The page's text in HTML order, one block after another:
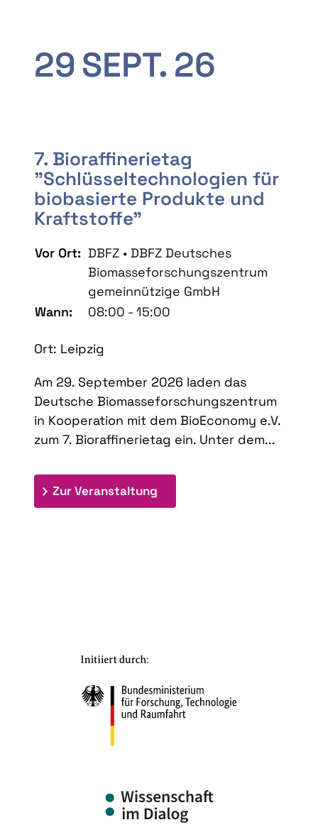
29SEPT. 26
7. Bioraffinerietag
"Schlüsseltechnologien für
biobasierte Produkte und
Kraftstoffe"
Vor Ort: DBFZ • DBFZ Deutsches
Biomasseforschungszentrum
gemeinnützige GmbH
Wann:
08:00 - 15:00
Ort: Leipzig
Am 29. September 2026 laden das
Deutsche Biomasseforschungszentrum
in Kooperation mit dem BioEconomy e.V.
zum 7. Bioraffinerietag ein. Unter dem...
Zur Veranstaltung